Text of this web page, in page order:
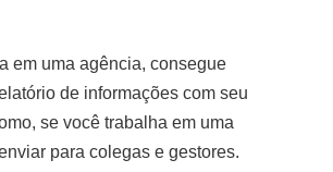
em uma agência, consegue
de informações com seu
se você trabalha em uma
para colegas e gestores.